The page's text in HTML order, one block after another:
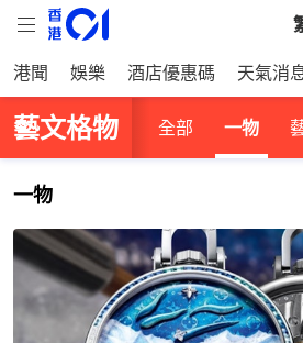
港聞 娛樂 酒店優惠碼 天氣消
藝文格物 全部 一物
一物